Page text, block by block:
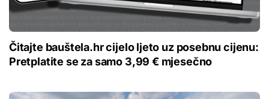
Čitajte bauštela.hr cijelo ljeto uz posebnu cijenu:
Pretplatite se za samo 3,99 € mjesečno